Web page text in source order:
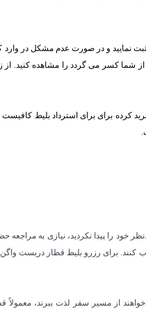
ثبت نمایید و در صورت عدم مشکل در
از شما کسر می گردد را مشاهده کنید.
کرده برای برای استرداد بلیط
بلیط موردنظر خود را پیدا نکردید، نیازی
کنند. برای رزرو بلیط قطار دربست
از مسیر سفر لذت ببرند، معمولاً